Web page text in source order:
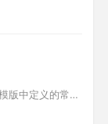
中定义的常
法名